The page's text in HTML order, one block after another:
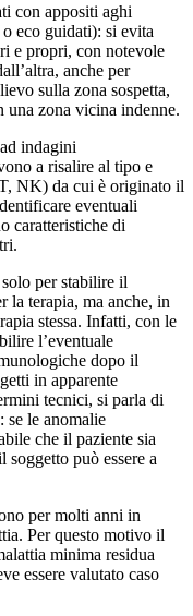
con appositi aghi
eco guidati): si evita
e propri, con notevole
anche per
sulla zona sospetta,
una zona vicina indenne.
indagini
a risalire al tipo e
NK) da cui è originato il
eventuali
caratteristiche di
per stabilire il
la terapia, ma anche, in
stessa. Infatti, con le
l’eventuale
dopo il
in apparente
tecnici, si parla di
se le anomalie
che il paziente sia
può essere a
per molti anni in
Per questo motivo il
minima residua
essere valutato caso